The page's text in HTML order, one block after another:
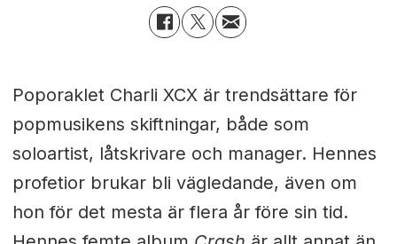
Poporaklet Charli XCX är trendsättare för
popmusikens skiftningar, både som
soloartist, låtskrivare och manager. Hennes
profetior brukar bli vägledande, även om
hon för det mesta är flera år före sin tid.